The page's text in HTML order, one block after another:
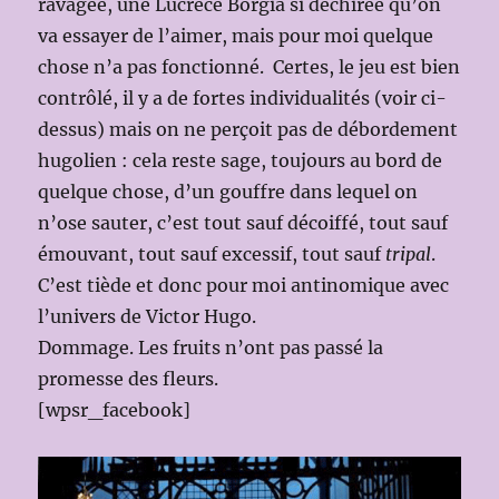
va essayer de l’aimer, mais pour moi quelque
chose n’a pas fonctionné. Certes, le jeu est bien
contrôlé, il y a de fortes individualités (voir ci-
dessus) mais on ne perçoit pas de débordement
hugolien : cela reste sage, toujours au bord de
quelque chose, d’un gouffre dans lequel on
n’ose sauter, c’est tout sauf décoiffé, tout sauf
émouvant, tout sauf excessif, tout sauf tripal.
C’est tiède et donc pour moi antinomique avec
l’univers de Victor Hugo.
Dommage. Les fruits n’ont pas passé la
promesse des fleurs.
[wpsr_facebook]